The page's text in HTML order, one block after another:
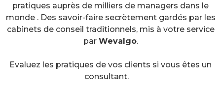
pratiques auprès de milliers de managers dans le
monde . Des savoir-faire secrètement gardés par les
cabinets de conseil traditionnels, mis à votre service
par Wevalgo.
Evaluez les pratiques de vos clients si vous êtes un
consultant.